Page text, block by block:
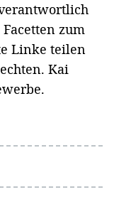
zum
Linke teilen
Kai